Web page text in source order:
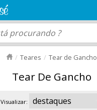
Teares Tear de Gancho
Tear De Gancho
Visualizar: